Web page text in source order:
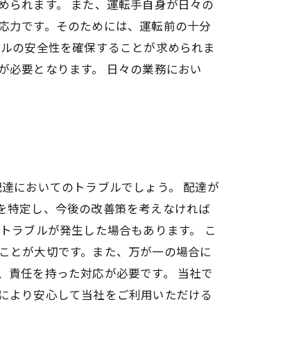
られます。 また、運転手自身が日々の
力です。そのためには、運転前の十分
の安全性を確保することが求められま
必要となります。 日々の業務におい
においてのトラブルでしょう。 配達が
定し、今後の改善策を考えなければ
ラブルが発生した場合もあります。 こ
とが大切です。また、万が一の場合に
任を持った対応が必要です。 当社で
より安心して当社をご利用いただける